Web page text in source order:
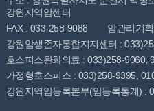
강원지역암센터
FAX : 033-258-9088
암관리기
강원암생존자통합지지센터 :
호스피스완화의료 : 033)258-9060,
가정형호스피스 : 033)258-9395,
강원지역암등록본부(암등록통계) :